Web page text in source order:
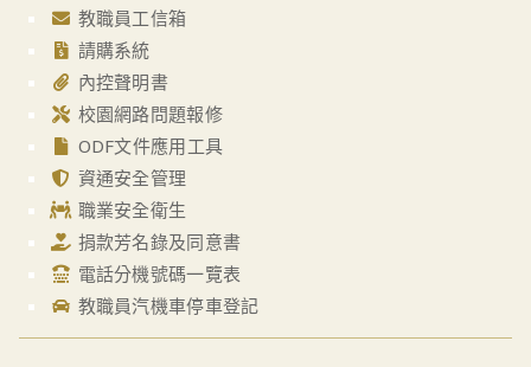
教職員工信箱
請購系統
內控聲明書
校園網路問題報修
ODF文件應用工具
資通安全管理
職業安全衛生
捐款芳名錄及同意書
電話分機號碼一覽表
教職員汽機車停車登記